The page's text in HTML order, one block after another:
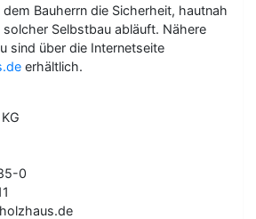
Bauherrn die Sicherheit, hautnah
solcher Selbstbau abläuft. Nähere
sind über die Internetseite
erhältlich.
0